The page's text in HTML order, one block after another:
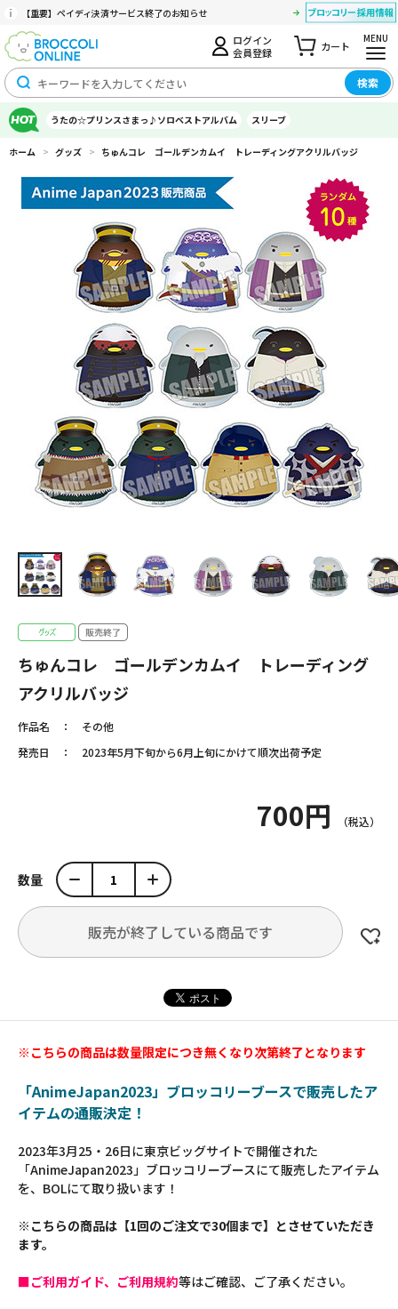
【重要】ペイディ決済サービス終了のお知らせ
ログイン
会員登録
カート
MENU
検索
うたの☆プリンスさまっ♪ソロベストアルバム スリーブ
ホーム > グッズ > ちゅんコレ ゴールデンカムイ トレーディングアクリルバッジ
ちゅんコレ ゴールデンカムイ トレーディング
アクリルバッジ
作品名
その他
発売日
2023年5月下旬から6月上旬にかけて順次出荷予定
700円
数量
販売が終了している商品です
※こちらの商品は数量限定につき無くなり次第終了となります
「AnimeJapan2023」ブロッコリーブースで販売したア
イテムの通販決定！
2023年3月25・26日に東京ビッグサイトで開催された
「AnimeJapan2023」ブロッコリーブースにて販売したアイテム
を、BOLにて取り扱います！
※こちらの商品は【1回のご注文で30個まで】とさせていただき
ます。
■ご利用ガイド、ご利用規約等はご確認、ご了承ください。